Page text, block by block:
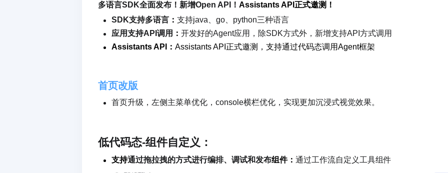
多语言SDK全面发布！新增Open API！ Assistants API正式邀测！
SDK支持多语言 ： 支持java、go、python三种语言
应用支持API调用 ： 开发好的Agent应用，除SDK方式外，新增支持API方式调用
Assistants API： Assistants API正式邀测，支持通过代码态调用Agent框架
首页改版
首页升级，左侧主菜单优化，console横栏优化，实现更加沉浸式视觉效果。
低代码态-组件自定义：
支持通过拖拉拽的方式进行编排、调试和发布组件： 通过工作流自定义工具组件